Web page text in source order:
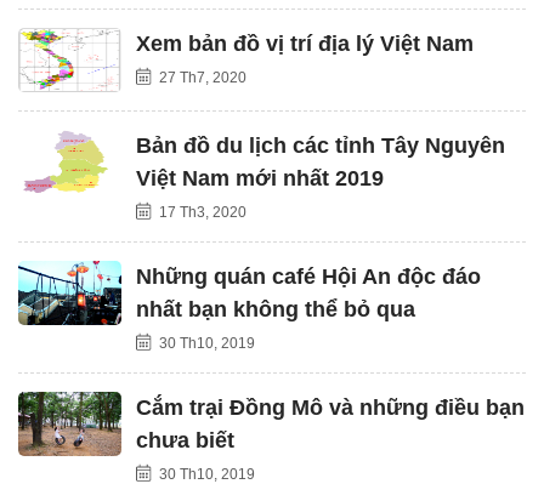
Xem bản đồ vị trí địa lý Việt Nam
27 Th7, 2020
Bản đồ du lịch các tỉnh Tây Nguyên
Việt Nam mới nhất 2019
17 Th3, 2020
Những quán café Hội An độc đáo
nhất bạn không thể bỏ qua
30 Th10, 2019
Cắm trại Đồng Mô và những điều bạn
chưa biết
30 Th10, 2019